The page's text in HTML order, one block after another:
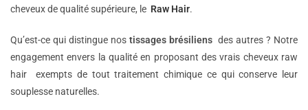
cheveux de qualité supérieure, le Raw Hair.
Qu’est-ce qui distingue nos tissages brésiliens des autres ? Notre
engagement envers la qualité en proposant des vrais cheveux raw
hair exempts de tout traitement chimique ce qui conserve leur
souplesse naturelles.